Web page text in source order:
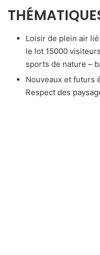
Loisir de plein air
le lot 15000
sports de nature –
Nouveaux et futurs
Respect des